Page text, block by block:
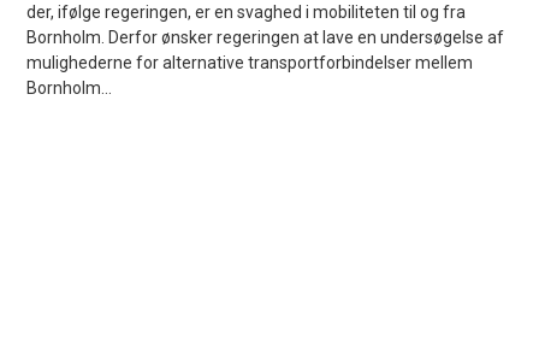
der, ifølge regeringen, er en svaghed i mobiliteten til og fra
Bornholm. Derfor ønsker regeringen at lave en undersøgelse af
mulighederne for alternative transportforbindelser mellem
Bornholm...